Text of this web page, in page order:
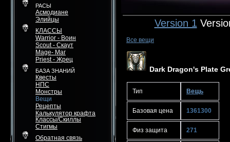
РАСЫ
Асмодиане
Элийцы
КЛАССЫ
Warrior - Воин
Scout - Скаут
Mage- Маг
Priest - Жрец
БАЗА ЗНАНИЙ
Квесты
НПС
Монстры
Вещи
Рецепты
Калькулятор крафта
Классы/Скиллы
Стигмы
Обратная связь
Version 1
Все вещи
Dark Dragon's Plate
Тип Вещь
Базовая цена 1361300
Физ защита 271